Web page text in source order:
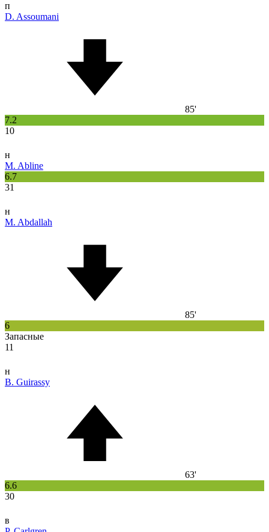
п
D. Assoumani
85'
7.2
10
н
M. Abline
6.7
31
н
M. Abdallah
85'
6
Запасные
11
н
B. Guirassy
63'
6.6
30
в